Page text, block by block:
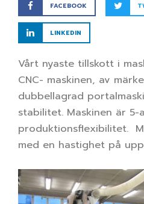
FACEBOOK
LINKEDIN
Vårt nyaste tillskott i
CNC- maskinen, av
dubbellagrad
stabilitet. Maskinen är
produktionsflexibilitet.
med en hastighet på